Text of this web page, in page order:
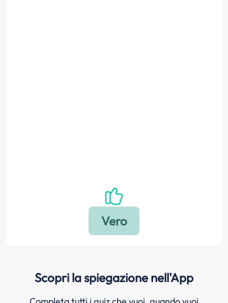
Scopri la spiegazione nell'App